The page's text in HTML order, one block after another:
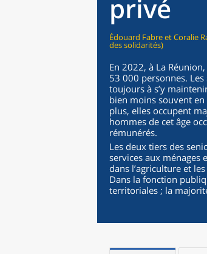
privé
Édouard Fabre et Coralie
des solidarités)
En 2022, à La
53 000 personnes.
toujours à s’y
bien moins souvent
plus, elles occupent
hommes de cet âge
rémunérés.
Les deux tiers des
services aux ménages
dans l’agriculture et
Dans la fonction
territoriales ; la